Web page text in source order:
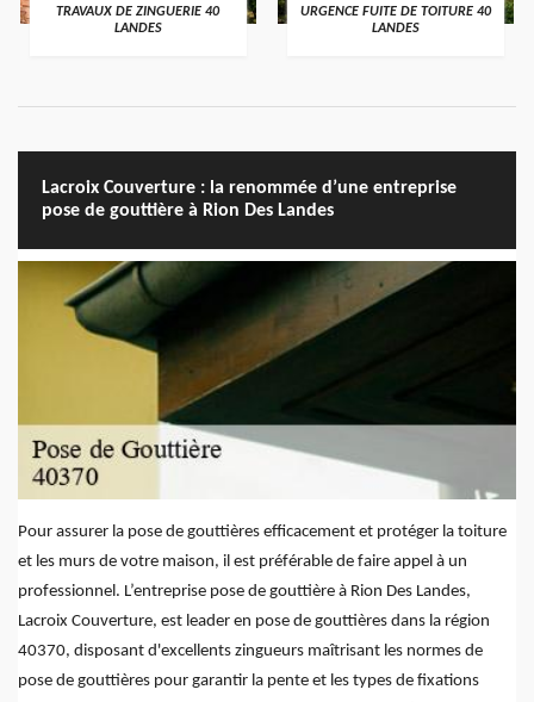
TRAVAUX DE ZINGUERIE 40
LANDES
URGENCE FUITE DE TOITURE 40
LANDES
Lacroix Couverture : la renommée d’une entreprise
pose de gouttière à Rion Des Landes
Pour assurer la pose de gouttières efficacement et protéger la toiture
et les murs de votre maison, il est préférable de faire appel à un
professionnel. L’entreprise pose de gouttière à Rion Des Landes,
Lacroix Couverture, est leader en pose de gouttières dans la région
40370, disposant d'excellents zingueurs maîtrisant les normes de
pose de gouttières pour garantir la pente et les types de fixations